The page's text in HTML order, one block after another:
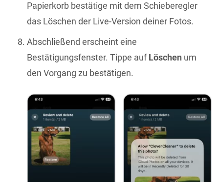
Papierkorb bestätige mit dem Schieberegler
das Löschen der Live-Version deiner Fotos.
Abschließend erscheint eine
Bestätigungsfenster. Tippe aufLöschen um
den Vorgang zu bestätigen.